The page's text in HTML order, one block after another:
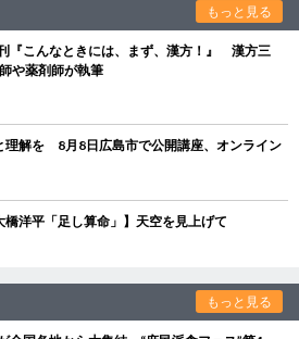
もっと見る
『こんなときには、まず、漢方！』 漢方三
や薬剤師が執筆
理解を 8月8日広島市で公開講座、オンライン
橋洋平「足し算命」】天空を見上げて
もっと見る